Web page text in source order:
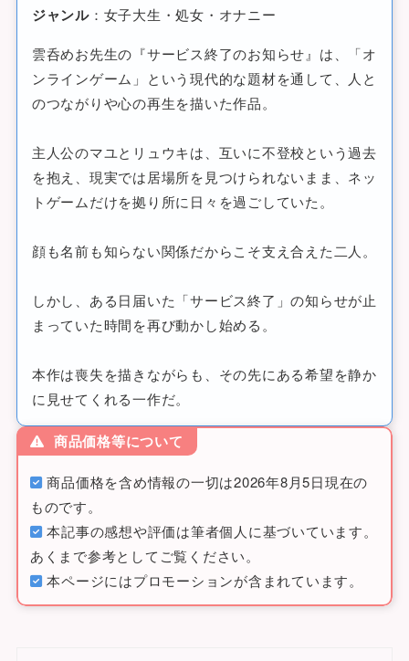
ジャンル：女子大生・処女・オナニー
雲呑めお先生の『サービス終了のお知らせ』は、「オ
ンラインゲーム」という現代的な題材を通して、人と
のつながりや心の再生を描いた作品。
主人公のマユとリュウキは、互いに不登校という過去
を抱え、現実では居場所を見つけられないまま、ネッ
トゲームだけを拠り所に日々を過ごしていた。
顔も名前も知らない関係だからこそ支え合えた二人。
しかし、ある日届いた「サービス終了」の知らせが止
まっていた時間を再び動かし始める。
本作は喪失を描きながらも、その先にある希望を静か
に見せてくれる一作だ。
商品価格等について
商品価格を含め情報の一切は2026年8月5日現在の
ものです。
本記事の感想や評価は筆者個人に基づいています。
あくまで参考としてご覧ください。
本ページにはプロモーションが含まれています。